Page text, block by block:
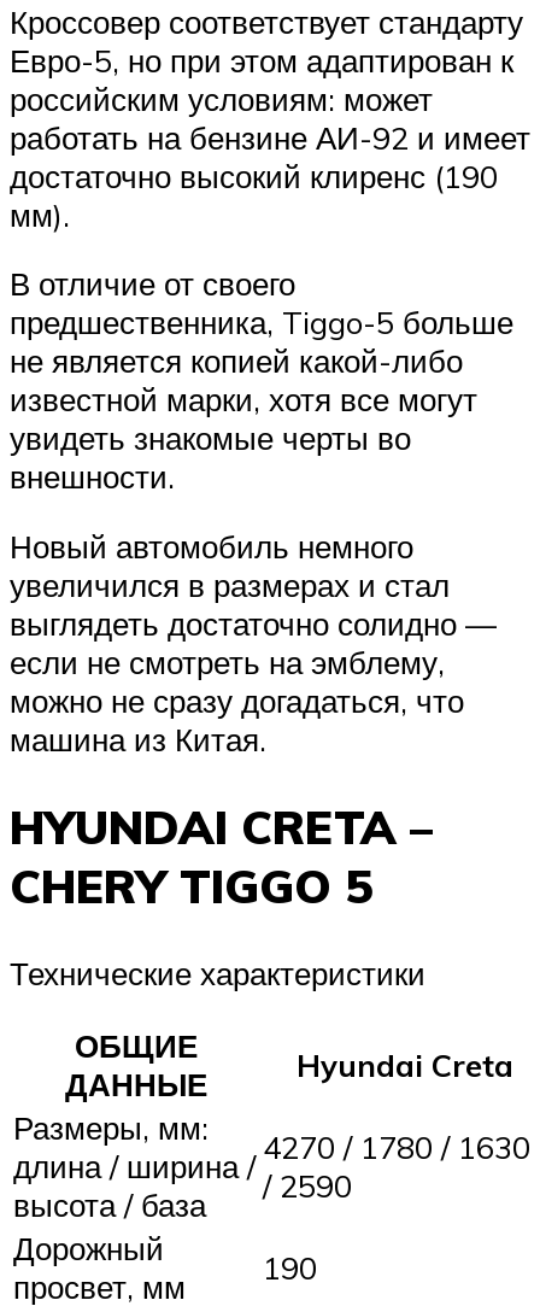
Кроссовер соответствует стандарту
Евро-5, но при этом адаптирован к
российским условиям: может
работать на бензине АИ-92 и имеет
достаточно высокий клиренс (190
мм).
В отличие от своего
предшественника, Tiggo-5 больше
не является копией какой-либо
известной марки, хотя все могут
увидеть знакомые черты во
внешности.
Новый автомобиль немного
увеличился в размерах и стал
выглядеть достаточно солидно —
если не смотреть на эмблему,
можно не сразу догадаться, что
машина из Китая.
HYUNDAI CRETA –
CHERY TIGGO 5
Технические характеристики
ОБЩИЕ
ДАННЫЕ
Hyundai Creta
Размеры, мм:
длина / ширина /
высота / база
4270 / 1780 / 1630
/ 2590
Дорожный
просвет, мм
190